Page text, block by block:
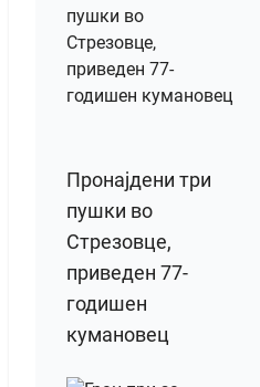
Пронајдени три
пушки во
Стрезовце,
приведен 77-
годишен
кумановец